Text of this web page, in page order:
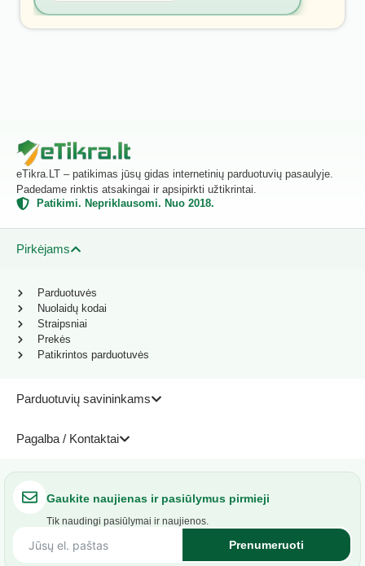
eTikra.LT – patikimas jūsų gidas internetinių parduotuvių pasaulyje.
Padedame rinktis atsakingai ir apsipirkti užtikrintai.
Patikimi. Nepriklausomi. Nuo 2018.
Pirkėjams
Parduotuvių savininkams
Pagalba / Kontaktai
Parduotuvės
Nuolaidų kodai
Straipsniai
Prekės
Patikrintos parduotuvės
Gaukite naujienas ir pasiūlymus pirmieji
Tik naudingi pasiūlymai ir naujienos.
Prenumeruoti